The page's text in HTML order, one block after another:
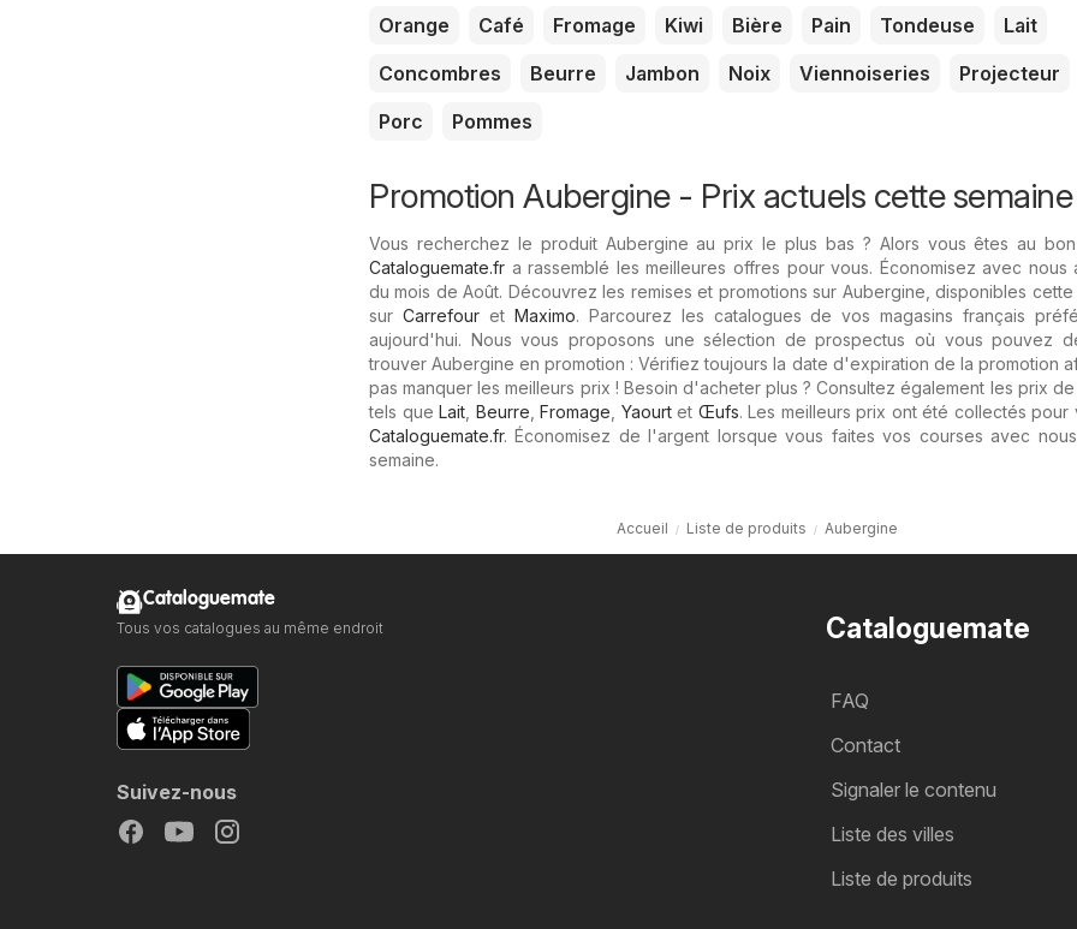
Orange Café Fromage Kiwi Bière Pain Tondeuse
Lait
Concombres
Beurre Jambon Noix Viennoiseries
Projecteur
Porc
Pommes
Promotion Aubergine - Prix ​​actuels cette semaine
Vous recherchez le produit Aubergine au prix le plus bas ? Alors vous êtes au
Cataloguemate.fr a rassemblé les meilleures offres pour vous. Économisez avec nous
du mois de Août. Découvrez les remises et promotions sur Aubergine, disponibles cette
sur Carrefouret Maximo. Parcourez les catalogues de vos magasins français
aujourd'hui. Nous vous proposons une sélection de prospectus où vous pouvez
trouver Aubergine en promotion : Vérifiez toujours la date d'expiration de la promotion
pas manquer les meilleurs prix ! Besoin d'acheter plus ? Consultez également les prix
tels que Lait Beurre Fromage Yaourtet Œufs. Les meilleurs prix ont été collectés pour
Cataloguemate.fr. Économisez de l'argent lorsque vous faites vos courses avec
semaine.
Accueil Liste de produits Aubergine
Cataloguemate
FAQ
Contact
Signaler le contenu
Liste des villes
Liste de produits
Cataloguemate
Tous vos catalogues au même endroit
Suivez-nous